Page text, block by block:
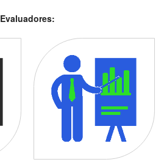
Evaluadores: